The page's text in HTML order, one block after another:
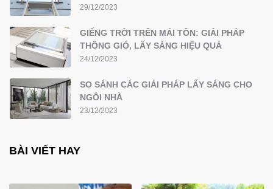
29/12/2023
GIẾNG TRỜI TRÊN MÁI TÔN: GIẢI PHÁP
THÔNG GIÓ, LẤY SÁNG HIỆU QUẢ
24/12/2023
SO SÁNH CÁC GIẢI PHÁP LẤY SÁNG CHO
NGÔI NHÀ
23/12/2023
BÀI VIẾT HAY